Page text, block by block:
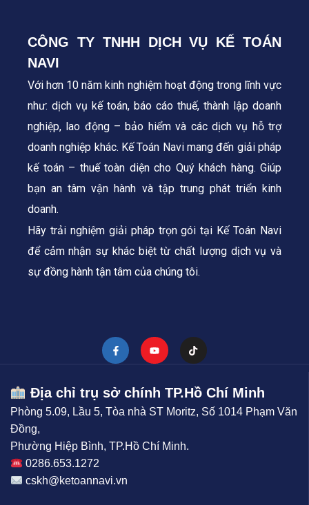
CÔNG TY TNHH DỊCH VỤ KẾ TOÁN
NAVI
Với hơn 10 năm kinh nghiệm hoạt động trong lĩnh vực
như: dịch vụ kế toán, báo cáo thuế, thành lập doanh
nghiệp, lao động – bảo hiểm và các dịch vụ hỗ trợ
doanh nghiệp khác. Kế Toán Navi mang đến giải pháp
kế toán – thuế toàn diện cho Quý khách hàng. Giúp
bạn an tâm vận hành và tập trung phát triển kinh
doanh.
Hãy trải nghiệm giải pháp trọn gói tại Kế Toán Navi
để cảm nhận sự khác biệt từ chất lượng dịch vụ và
sự đồng hành tận tâm của chúng tôi.
Địa chỉ trụ sở chính TP.Hồ Chí Minh
Phòng 5.09, Lầu 5, Tòa nhà ST Moritz, Số 1014 Phạm Văn
Đồng,
Phường Hiệp Bình, TP.Hồ Chí Minh.
0286.653.1272
cskh@ketoannavi.vn